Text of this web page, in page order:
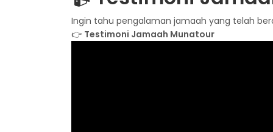
Ingin tahu pengalaman jamaah yang telah
👉 Testimoni Jamaah Munatour